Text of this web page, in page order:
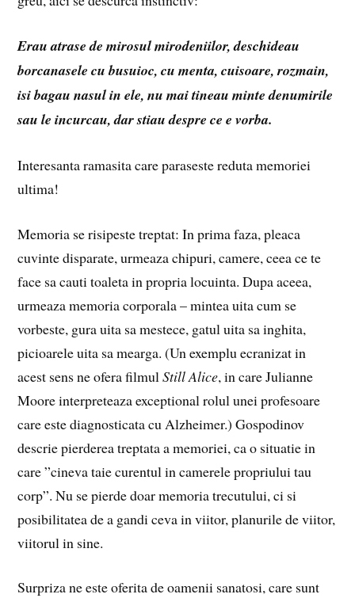
Erau atrase de mirosul mirodeniilor, deschideau
borcanasele cu busuioc, cu menta, cuisoare, rozmain,
isi bagau nasul in ele, nu mai tineau minte denumirile
sau le incurcau, dar stiau despre ce e vorba.
Interesanta ramasita care paraseste reduta memoriei
ultima!
Memoria se risipeste treptat: In prima faza, pleaca
cuvinte disparate, urmeaza chipuri, camere, ceea ce te
face sa cauti toaleta in propria locuinta. Dupa aceea,
urmeaza memoria corporala – mintea uita cum se
vorbeste, gura uita sa mestece, gatul uita sa inghita,
picioarele uita sa mearga. (Un exemplu ecranizat in
acest sens ne ofera filmulStill Alice, in care Julianne
Moore interpreteaza exceptional rolul unei profesoare
care este diagnosticata cu Alzheimer.) Gospodinov
descrie pierderea treptata a memoriei, ca o situatie in
care ”cineva taie curentul in camerele propriului tau
corp”. Nu se pierde doar memoria trecutului, ci si
posibilitatea de a gandi ceva in viitor, planurile de viitor,
viitorul in sine.
Surpriza ne este oferita de oamenii sanatosi, care sunt